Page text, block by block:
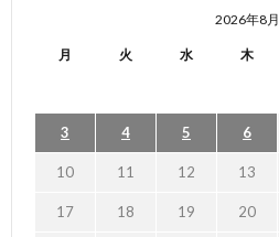
2026年8月
月 火 水 木
3 4 5 6
10 11 12 13
17 18 19 20